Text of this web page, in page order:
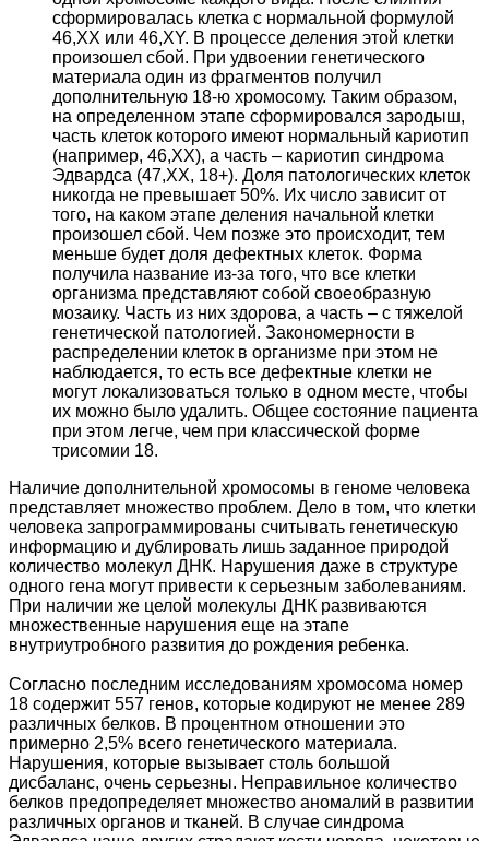
сформировалась клетка с нормальной формулой
46,ХХ или 46,XY. В процессе деления этой клетки
произошел сбой. При удвоении генетического
материала один из фрагментов получил
дополнительную 18-ю хромосому. Таким образом,
на определенном этапе сформировался зародыш,
часть клеток которого имеют нормальный кариотип
(например, 46,ХХ), а часть – кариотип синдрома
Эдвардса (47,ХХ, 18+). Доля патологических клеток
никогда не превышает 50%. Их число зависит от
того, на каком этапе деления начальной клетки
произошел сбой. Чем позже это происходит, тем
меньше будет доля дефектных клеток. Форма
получила название из-за того, что все клетки
организма представляют собой своеобразную
мозаику. Часть из них здорова, а часть – с тяжелой
генетической патологией. Закономерности в
распределении клеток в организме при этом не
наблюдается, то есть все дефектные клетки не
могут локализоваться только в одном месте, чтобы
их можно было удалить. Общее состояние пациента
при этом легче, чем при классической форме
трисомии 18.
Наличие дополнительной хромосомы в геноме человека
представляет множество проблем. Дело в том, что клетки
человека запрограммированы считывать генетическую
информацию и дублировать лишь заданное природой
количество молекул ДНК. Нарушения даже в структуре
одного гена могут привести к серьезным заболеваниям.
При наличии же целой молекулы ДНК развиваются
множественные нарушения еще на этапе
внутриутробного развития до рождения ребенка.
Согласно последним исследованиям хромосома номер
18 содержит 557 генов, которые кодируют не менее 289
различных белков. В процентном отношении это
примерно 2,5% всего генетического материала.
Нарушения, которые вызывает столь большой
дисбаланс, очень серьезны. Неправильное количество
белков предопределяет множество аномалий в развитии
различных органов и тканей. В случае синдрома